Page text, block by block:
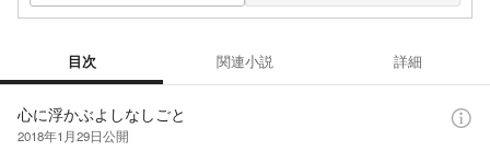
目次 関連小説 詳細
心に浮かぶよしなしごと
2018年1月29日公開